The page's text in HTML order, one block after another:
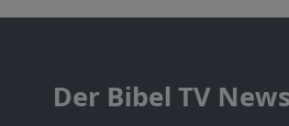
Der Bibel TV